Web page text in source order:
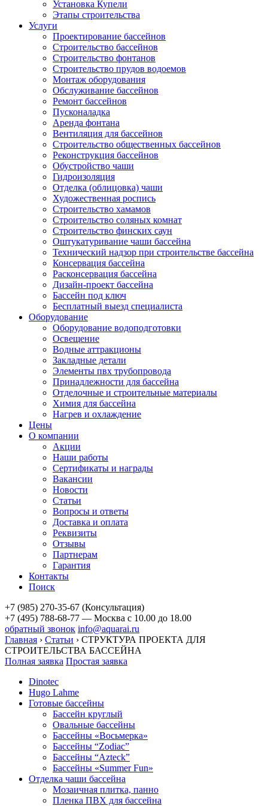
Установка Купели
Этапы строительства
Услуги
Проектирование бассейнов
Строительство бассейнов
Строительство фонтанов
Строительство прудов водоемов
Монтаж оборудования
Обслуживание бассейнов
Ремонт бассейнов
Пусконаладка
Аренда фонтана
Вентиляция для бассейнов
Строительство общественных бассейнов
Реконструкция бассейнов
Обустройство чаши
Гидроизоляция
Отделка (облицовка) чаши
Художественная роспись
Строительство хамамов
Строительство соляных комнат
Строительство финских саун
Оштукатуривание чаши бассейна
Технический надзор при строительстве бассейна
Консервация бассейна
Расконсервация бассейна
Дизайн-проект бассейна
Бассейн под ключ
Бесплатный выезд специалиста
Оборудование
Оборудование водоподготовки
Освещение
Водные аттракционы
Закладные детали
Элементы пвх трубопровода
Принадлежности для бассейна
Отделочные и строительные материалы
Химия для бассейна
Нагрев и охлаждение
Цены
О компании
Акции
Наши работы
Сертификаты и награды
Вакансии
Новости
Статьи
Вопросы и ответы
Доставка и оплата
Реквизиты
Отзывы
Партнерам
Гарантия
Контакты
Поиск
+7 (985) 270-35-67 (Консультация)
+7 (495) 788-68-77 — Москва с 10.00 до 18.00
обратный звонок info@aquarai.ru
Главная › Статьи › СТРУКТУРА ПРОЕКТА ДЛЯ
СТРОИТЕЛЬСТВА БАССЕЙНА
Полная заявка Простая заявка
Dinotec
Hugo Lahme
Готовые бассейны
Бассейн круглый
Овальные бассейны
Бассейны «Восьмерка»
Бассейны “Zodiac”
Бассейны “Azteck”
Бассейны «Summer Fun»
Отделка чаши бассейна
Мозаичная плитка, панно
Пленка ПВХ для бассейна